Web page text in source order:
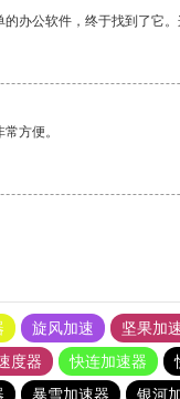
办公软件，终于找到了它
方便。
旋风加速 坚果加
度器 快连加速器
暴雪加速器 银河